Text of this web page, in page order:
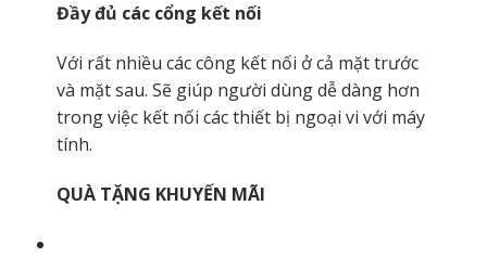
Đầy đủ các cổng kết nối
Với rất nhiều các công kết nối ở cả mặt trước
và mặt sau. Sẽ giúp người dùng dễ dàng hơn
trong việc kết nối các thiết bị ngoại vi với máy
tính.
QUÀ TẶNG KHUYẾN MÃI